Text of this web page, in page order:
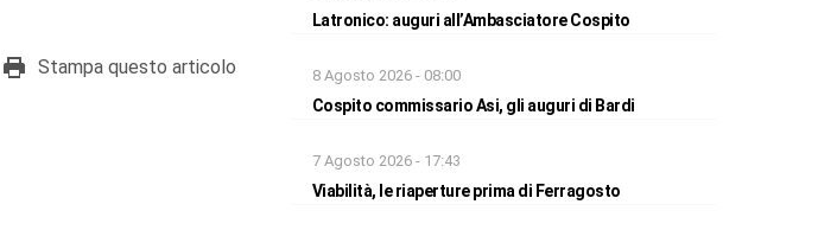
Stampa questo articolo
Latronico: auguri all’Ambasciatore Cospito
8 Agosto 2026 - 08:00
Cospito commissario Asi, gli auguri di Bardi
7 Agosto 2026 - 17:43
Viabilità, le riaperture prima di Ferragosto